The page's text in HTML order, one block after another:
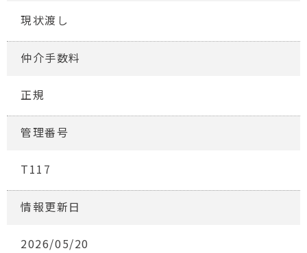
現状渡し
仲介手数料
正規
管理番号
T117
情報更新日
2026/05/20